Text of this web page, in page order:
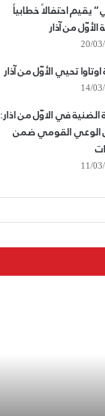
يقيم احتفالاً خطابياً
الأوّل من آذار
20/
تحيي الأوّل من آذار
14/
في الاوّل من اذار:
الوعي القومي ضمن
11/